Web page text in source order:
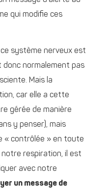
qui modifie ces
ce système nerveux est
donc normalement pas
Mais la
car elle a cette
gérée de manière
y penser), mais
« contrôlée » en toute
respiration, il est
avec notre
un message de